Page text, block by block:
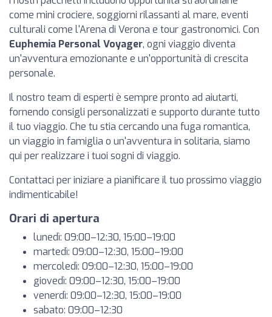
come mini crociere, soggiorni rilassanti al mare, eventi
culturali come l'Arena di Verona e tour gastronomici. Con
Euphemia Personal Voyager, ogni viaggio diventa
un'avventura emozionante e un'opportunità di crescita
personale.
Il nostro team di esperti è sempre pronto ad aiutarti,
fornendo consigli personalizzati e supporto durante tutto
il tuo viaggio. Che tu stia cercando una fuga romantica,
un viaggio in famiglia o un'avventura in solitaria, siamo
qui per realizzare i tuoi sogni di viaggio.
Contattaci per iniziare a pianificare il tuo prossimo viaggio
indimenticabile!
Orari di apertura
lunedì: 09:00–12:30, 15:00–19:00
martedì: 09:00–12:30, 15:00–19:00
mercoledì: 09:00–12:30, 15:00–19:00
giovedì: 09:00–12:30, 15:00–19:00
venerdì: 09:00–12:30, 15:00–19:00
sabato: 09:00–12:30